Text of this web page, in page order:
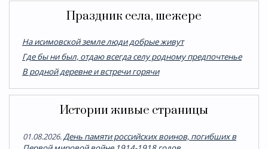
Праздник села, шежере
На исимовской земле люди добрые живут
Где бы ни был, отдаю всегда селу родному предпочтенье
В родной деревне и встречи горячи
Истории живые страницы
01.08.2026.День памяти российских воинов, погибших в